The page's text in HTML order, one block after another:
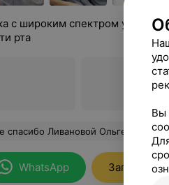
с широким спектром услуг
рта
Быстро, качественно делает свою работу. Прихожу не в первый раз, очень довольна и обслуживанием
WhatsApp Записаться
Вы